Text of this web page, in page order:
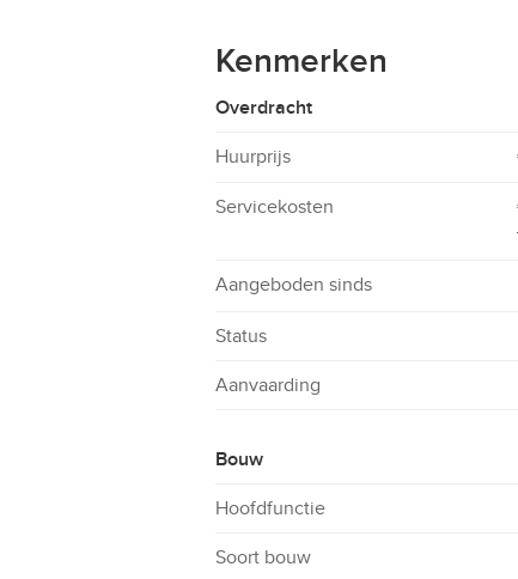
Kenmerken
Overdracht
Huurprijs
Servicekosten
Aangeboden sinds
Status
Aanvaarding
Bouw
Hoofdfunctie
Soort bouw